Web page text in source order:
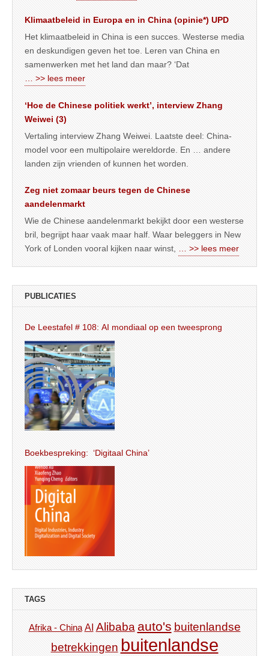
Klimaatbeleid in Europa en in China (opinie*) UPD
Het klimaatbeleid in China is een succes. Westerse media
en deskundigen geven het toe. Leren van China en
samenwerken met het land dan maar? ‘Dat
… >> lees meer
‘Hoe de Chinese politiek werkt’, interview Zhang
Weiwei (3)
Vertaling interview Zhang Weiwei. Laatste deel: China-
model voor een multipolaire wereldorde. En … andere
landen zijn vrienden of kunnen het worden.
Zeg niet zomaar beurs tegen de Chinese
aandelenmarkt
Wie de Chinese aandelenmarkt bekijkt door een westerse
bril, begrijpt haar vaak maar half. Waar beleggers in New
York of Londen vooral kijken naar winst,
… >> lees meer
PUBLICATIES
De Leestafel # 108: AI mondiaal op een tweesprong
Boekbespreking: ‘Digitaal China’
TAGS
Afrika - China AI Alibaba auto's buitenlandse
betrekkingen buitenlandse